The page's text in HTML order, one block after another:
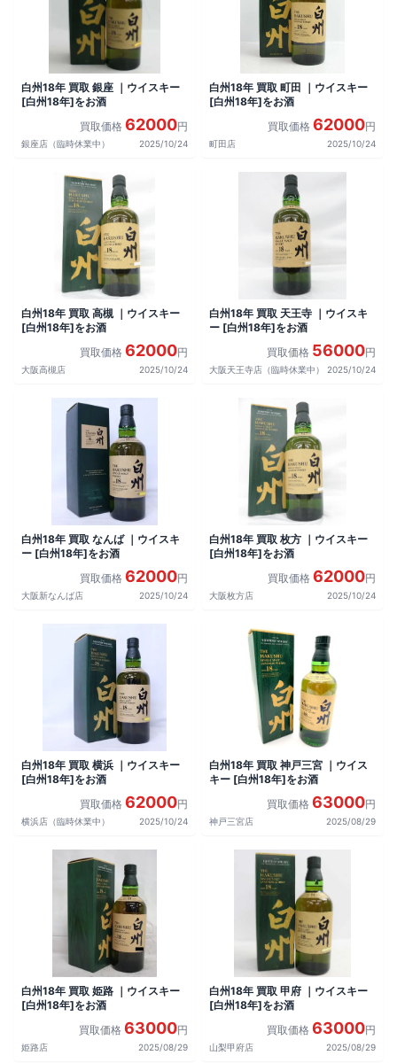
白州18年 買取 銀座 ｜ウイスキー
[白州18年]をお酒
買取価格 62000円
銀座店（臨時休業中） 2025/10/24
白州18年 買取 町田 ｜ウイスキー
[白州18年]をお酒
買取価格 62000円
町田店 2025/10/24
白州18年 買取 高槻 ｜ウイスキー
[白州18年]をお酒
買取価格 62000円
大阪高槻店 2025/10/24
白州18年 買取 天王寺 ｜ウイスキ
ー [白州18年]をお酒
買取価格 56000円
大阪天王寺店（臨時休業中） 2025/10/24
白州18年 買取 なんば ｜ウイスキ
ー [白州18年]をお酒
買取価格 62000円
大阪新なんば店 2025/10/24
白州18年 買取 枚方 ｜ウイスキー
[白州18年]をお酒
買取価格 62000円
大阪枚方店 2025/10/24
白州18年 買取 横浜 ｜ウイスキー
[白州18年]をお酒
買取価格 62000円
横浜店（臨時休業中） 2025/10/24
白州18年 買取 神戸三宮 ｜ウイス
キー [白州18年]をお酒
買取価格 63000円
神戸三宮店 2025/08/29
白州18年 買取 姫路 ｜ウイスキー
[白州18年]をお酒
買取価格 63000円
姫路店 2025/08/29
白州18年 買取 甲府 ｜ウイスキー
[白州18年]をお酒
買取価格 63000円
山梨甲府店 2025/08/29